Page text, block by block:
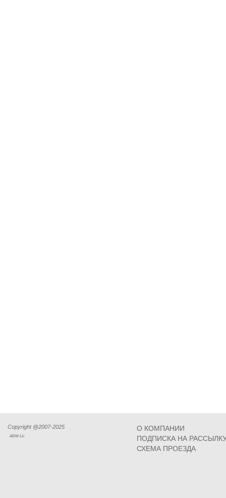
Copyright @2007-2025
ARM Llc
О КОМПАНИИ
ПОДПИСКА НА
СХЕМА ПРОЕЗДА